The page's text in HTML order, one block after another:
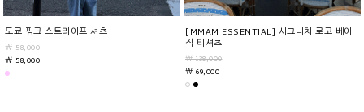
도쿄 핑크 스트라이프 셔츠
￦ 58,000
￦ 58,000
[MMAM ESSENTIAL] 시그니처 로고 베이
직 티셔츠
￦ 138,000
￦ 69,000